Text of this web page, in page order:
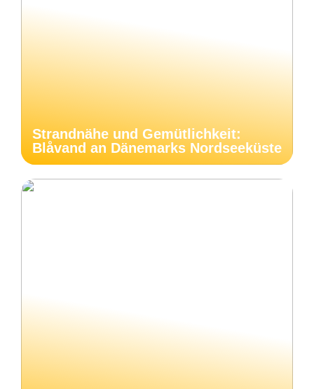
Strandnähe und Gemütlichkeit:
Blåvand an Dänemarks Nordseeküste